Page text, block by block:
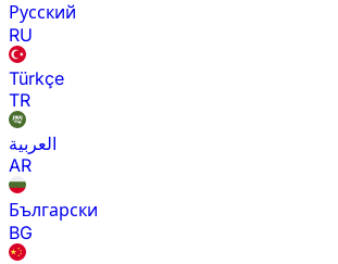
Русский
RU
Türkçe
TR
العربية
AR
Български
BG